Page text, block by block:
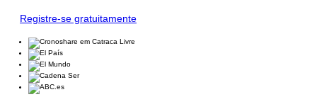
Registre-se gratuitamente